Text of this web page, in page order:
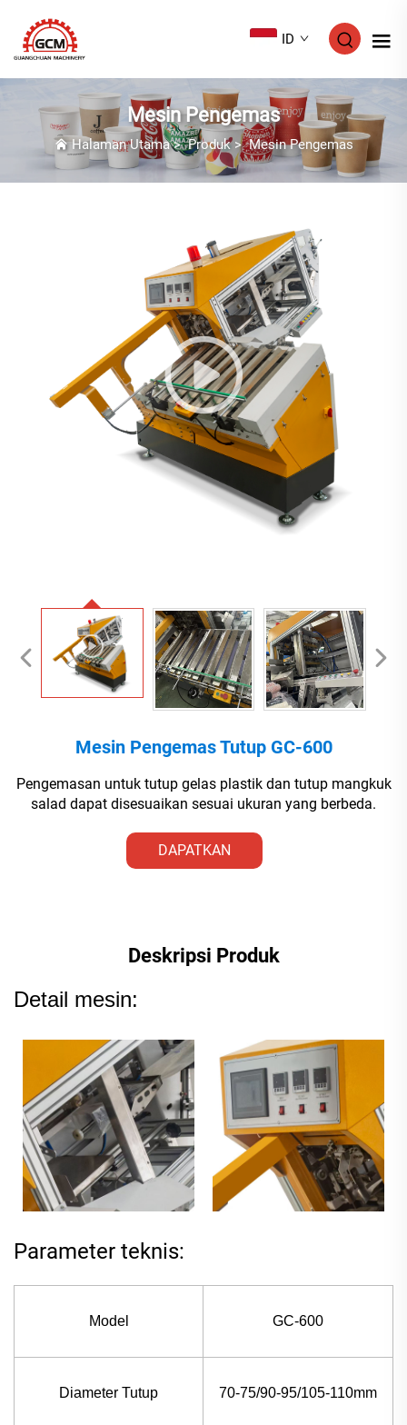
ID
Mesin Pengemas
Halaman Utama>Produk>Mesin Pengemas
Mesin Pengemas Tutup GC-600
Pengemasan untuk tutup gelas plastik dan tutup mangkuk
salad dapat disesuaikan sesuai ukuran yang berbeda.
DAPATKAN
Deskripsi Produk
Detail mesin:
Parameter teknis:
Model GC-600
Diameter Tutup 70-75/90-95/105-110mm